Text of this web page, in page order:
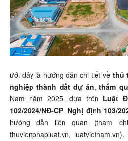
ưới đây là hướng dẫn chi tiết về thủ
nghiệp thành đất dự án,thẩm
Nam năm 2025, dựa trên Luật
102/2024/NĐ-CP, Nghị định 103/
hướng dẫn liên quan (tham
thuvienphapluat.vn,